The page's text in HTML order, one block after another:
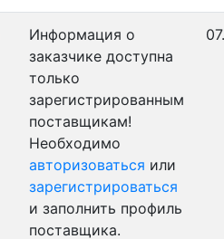
Информация о
заказчике доступна
только
зарегистрированным
поставщикам!
Необходимо
авторизоваться или
зарегистрироваться
и заполнить профиль
поставщика.